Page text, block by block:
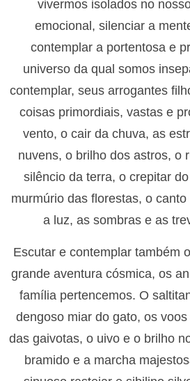
vivermos isolados no
emocional, silenciar a
contemplar a portentosa e
universo da qual somos
contemplar, seus arrogantes
coisas primordiais, vastas e
vento, o cair da chuva, as
nuvens, o brilho dos astros, o
silêncio da terra, o crepitar
murmúrio das florestas, o
a luz, as sombras e as
Escutar e contemplar também
grande aventura cósmica, os
família pertencemos. O
dengoso miar do gato, os
das gaivotas, o uivo e o brilho
bramido e a marcha